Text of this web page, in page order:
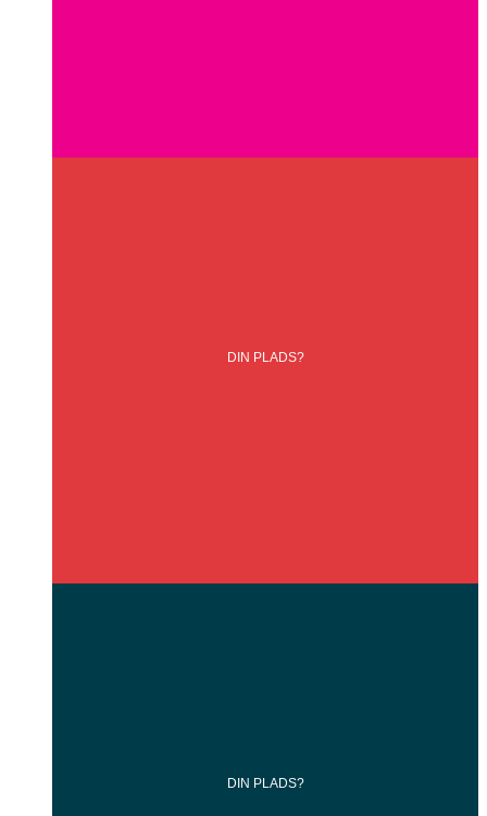
DIN PLADS?
DIN PLADS?